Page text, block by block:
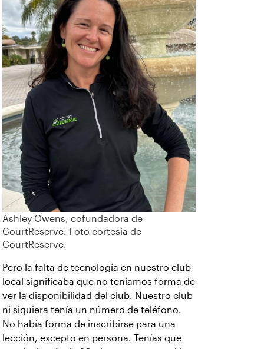
Ashley Owens, cofundadora de
CourtReserve. Foto cortesía de
CourtReserve.
Pero la falta de tecnología en nuestro club
local significaba que no teníamos forma de
ver la disponibilidad del club. Nuestro club
ni siquiera tenía un número de teléfono.
No había forma de inscribirse para una
lección, excepto en persona. Tenías que